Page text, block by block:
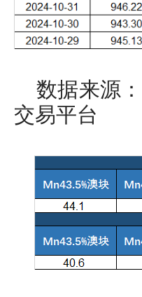
数据来源
交易平台